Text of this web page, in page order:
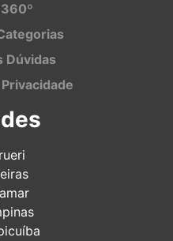
Dúvidas